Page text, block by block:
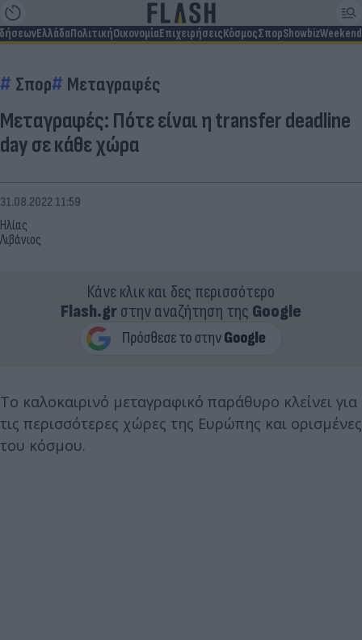
ΕλλάδαΠολιτικήΟικονομίαΕπιχειρήσειςΚόσμοςΣπορShowbizWeekend
Σπορ Μεταγραφές
Μεταγραφές: Πότε είναι η transfer deadline
day σε κάθε χώρα
Ηλίας
Λιβάνιος
31.08.2022 11:59
Κάνε κλικ και δες περισσότερο
Flash.grστην αναζήτηση της Google
Το καλοκαιρινό μεταγραφικό παράθυρο κλείνει για
τις περισσότερες χώρες της Ευρώπης και ορισμένες
του κόσμου.